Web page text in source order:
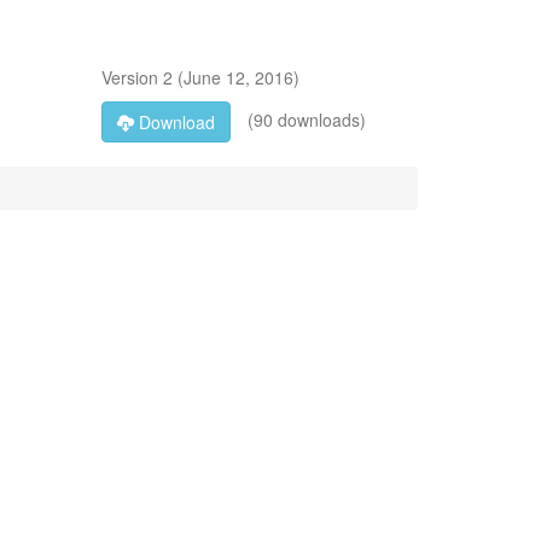
Version 2 (June 12, 2016)
Download
(90 downloads)